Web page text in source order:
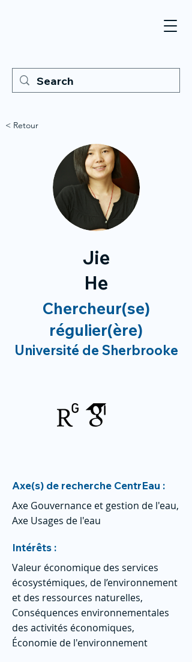
< Retour
Jie
He
Chercheur(se)
régulier(ère)
Université de Sherbrooke
Axe(s) de recherche CentrEau :
Axe Gouvernance et gestion de l'eau,
Axe Usages de l'eau
Intérêts :
Valeur économique des services
écosystémiques, de l’environnement
et des ressources naturelles,
Conséquences environnementales
des activités économiques,
Économie de l'environnement